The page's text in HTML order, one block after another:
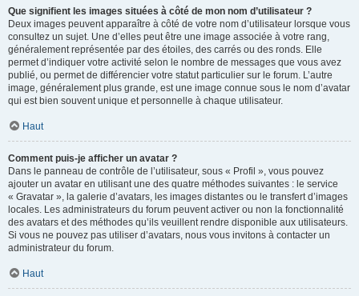
Que signifient les images situées à côté de mon nom d’utilisateur ?
Deux images peuvent apparaître à côté de votre nom d’utilisateur lorsque vous
consultez un sujet. Une d’elles peut être une image associée à votre rang,
généralement représentée par des étoiles, des carrés ou des ronds. Elle
permet d’indiquer votre activité selon le nombre de messages que vous avez
publié, ou permet de différencier votre statut particulier sur le forum. L’autre
image, généralement plus grande, est une image connue sous le nom d’avatar
qui est bien souvent unique et personnelle à chaque utilisateur.
Haut
Comment puis-je afficher un avatar ?
Dans le panneau de contrôle de l’utilisateur, sous « Profil », vous pouvez
ajouter un avatar en utilisant une des quatre méthodes suivantes : le service
« Gravatar », la galerie d’avatars, les images distantes ou le transfert d’images
locales. Les administrateurs du forum peuvent activer ou non la fonctionnalité
des avatars et des méthodes qu’ils veuillent rendre disponible aux utilisateurs.
Si vous ne pouvez pas utiliser d’avatars, nous vous invitons à contacter un
administrateur du forum.
Haut